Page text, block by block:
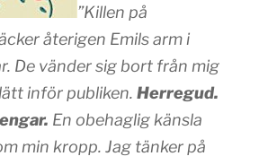
”Killen på
återigen Emils arm i
De vänder sig bort från mig
inför publiken. Herregud.
En obehaglig känsla
min kropp. Jag tänker på